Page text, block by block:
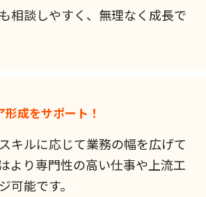
相談しやすく、無理なく成長で
成をサポート！
キルに応じて業務の幅を広げて
より専門性の高い仕事や上流工
可能です。